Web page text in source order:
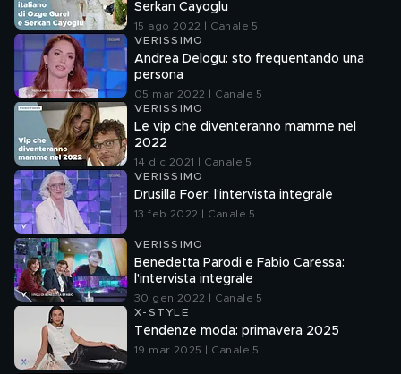
Serkan Cayoglu
15 ago 2022 | Canale 5
VERISSIMO
Andrea Delogu: sto frequentando una
persona
05 mar 2022 | Canale 5
VERISSIMO
Le vip che diventeranno mamme nel
2022
14 dic 2021 | Canale 5
VERISSIMO
Drusilla Foer: l'intervista integrale
13 feb 2022 | Canale 5
VERISSIMO
Benedetta Parodi e Fabio Caressa:
l'intervista integrale
30 gen 2022 | Canale 5
X-STYLE
Tendenze moda: primavera 2025
19 mar 2025 | Canale 5